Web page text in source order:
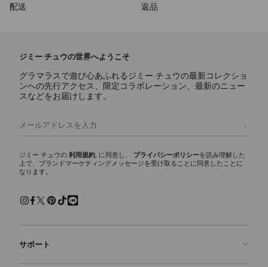
配送
返品
ジミー チュウの世界へようこそ
グラマラスで遊び心あふれるジミー チュウの最新コレクショ
ンへの先行アクセス、限定コラボレーション、最新のニュー
スなどをお届けします。
ジミー チュウの 利用規約 , に同意し、 プライバシーポリシーを読み理解した
上で、ブランドマーケティングメッセージを受け取ることに同意したことに
なります。
サポート